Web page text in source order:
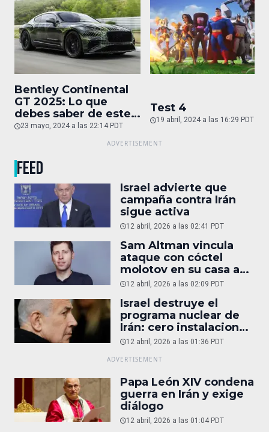
Bentley Continental
GT 2025: Lo que
debes saber de este
auto de superlujo
23 mayo, 2024 a las 22:14 PDT
Test 4
19 abril, 2024 a las 16:29 PDT
FEED
Israel advierte que
campaña contra Irán
sigue activa
12 abril, 2026 a las 02:41 PDT
Sam Altman vincula
ataque con cóctel
molotov en su casa a
reportaje
12 abril, 2026 a las 02:09 PDT
Israel destruye el
programa nuclear de
Irán: cero instalaciones
operativas
12 abril, 2026 a las 01:36 PDT
Papa León XIV condena
guerra en Irán y exige
diálogo
12 abril, 2026 a las 01:04 PDT